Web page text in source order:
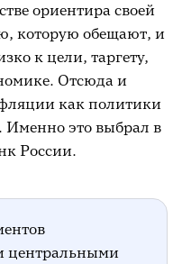
ориентира своей
которую обещают, и
к цели, таргету,
Отсюда и
как политики
Именно это выбрал в
России.
центральными